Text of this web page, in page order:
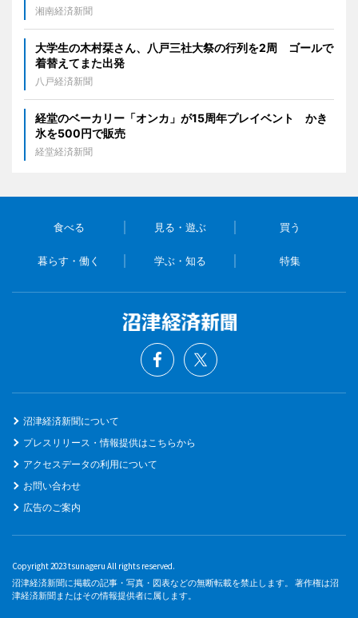
湘南経済新聞
大学生の木村栞さん、八戸三社大祭の行列を2周 ゴールで
着替えてまた出発
八戸経済新聞
経堂のベーカリー「オンカ」が15周年プレイベント かき
氷を500円で販売
経堂経済新聞
食べる 見る・遊ぶ 買う
暮らす・働く 学ぶ・知る 特集
沼津経済新聞について
プレスリリース・情報提供はこちらから
アクセスデータの利用について
お問い合わせ
広告のご案内
Copyright 2023 tsunageru All rights reserved.
沼津経済新聞に掲載の記事・写真・図表などの無断転載を禁止します。 著作権は沼
津経済新聞またはその情報提供者に属します。